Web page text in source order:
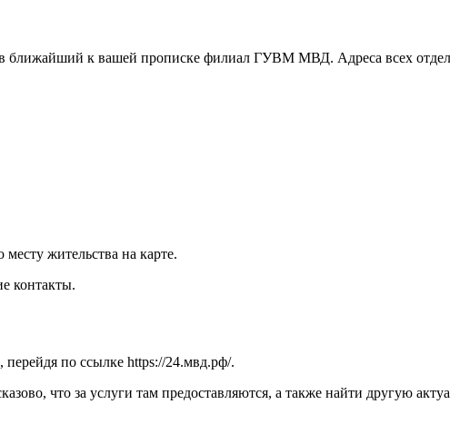
в ближайший к вашей прописке филиал ГУВМ МВД. Адреса всех
жительства на карте.
контакты.
по ссылке https://24.мвд.рф/.
что за услуги там предоставляются, а также найти другую